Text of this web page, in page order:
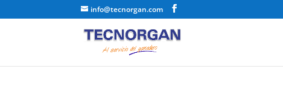
info@tecnorgan.com